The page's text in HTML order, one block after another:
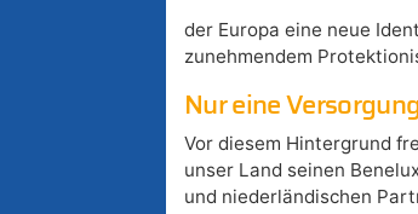
der Europa eine neue
zunehmendem
Nur eine
Vor diesem Hintergrund
unser Land seinen
und niederländischen